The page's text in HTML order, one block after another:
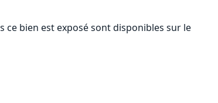
ce bien est exposé sont disponibles sur le